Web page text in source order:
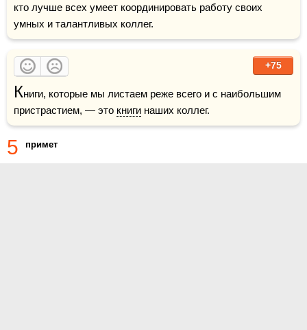
кто лучше всех умеет координировать работу своих
умных и талантливых коллег.
+75
Книги, которые мы листаем реже всего и с наибольшим
пристрастием, — это книги наших коллег.
5 примет